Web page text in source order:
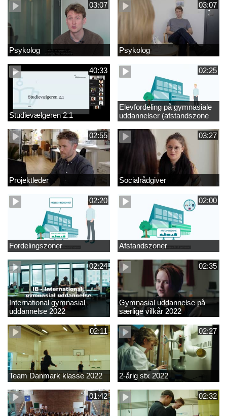
03:07
Psykolog
03:07
Psykolog
40:33
Studievælgeren 2.1
02:25
Elevfordeling på gymnasiale
uddannelser (afstandszone
redigeret)
02:55
Projektleder
03:27
Socialrådgiver
02:20
Fordelingszoner
02:00
Afstandszoner
02:24
International gymnasial
uddannelse 2022
02:35
Gymnasial uddannelse på
særlige vilkår 2022
02:11
Team Danmark klasse 2022
02:27
2-årig stx 2022
01:42 02:32